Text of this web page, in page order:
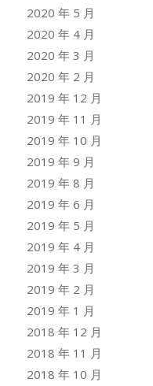
2020 年 5 月
2020 年 4 月
2020 年 3 月
2020 年 2 月
2019 年 12 月
2019 年 11 月
2019 年 10 月
2019 年 9 月
2019 年 8 月
2019 年 6 月
2019 年 5 月
2019 年 4 月
2019 年 3 月
2019 年 2 月
2019 年 1 月
2018 年 12 月
2018 年 11 月
2018 年 10 月